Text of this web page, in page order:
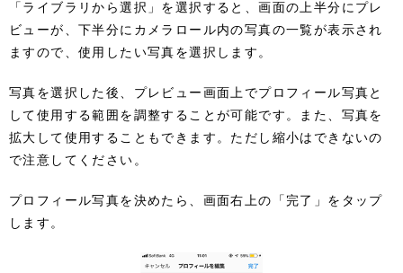
「ライブラリから選択」を選択すると、画面の上半分にプレ
ビューが、下半分にカメラロール内の写真の一覧が表示され
ますので、使用したい写真を選択します。
写真を選択した後、プレビュー画面上でプロフィール写真と
して使用する範囲を調整することが可能です。また、写真を
拡大して使用することもできます。ただし縮小はできないの
で注意してください。
プロフィール写真を決めたら、画面右上の「完了」をタップ
します。